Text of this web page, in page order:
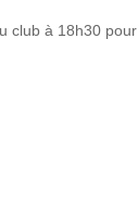
club à 18h30